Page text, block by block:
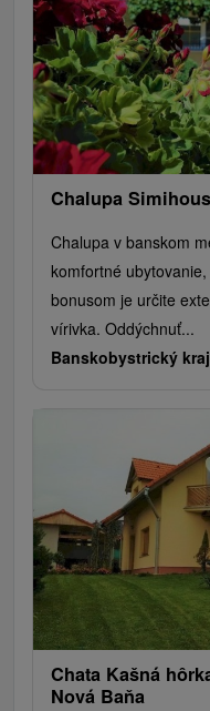
Chalupa
Chalupa v banskom
komfortné
bonusom je určite
vírivka. Oddýchnuť...
Banskobystrický
Chata Kašná
Nová Baňa